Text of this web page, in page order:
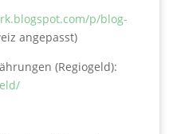
p/blog-
angepasst)
(Regiogeld):